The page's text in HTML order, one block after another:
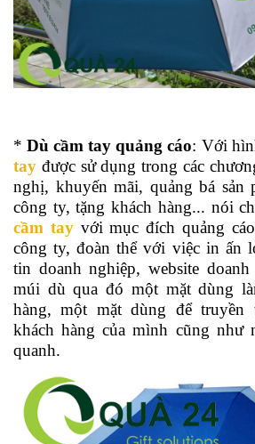
* Dù cầm tay quảng cáo: Với
tay được sử dụng trong các
nghị, khuyến mãi, quảng bá sản
công ty, tặng khách hàng... nói
cầm tayvới mục đích quảng
công ty, đoàn thể với việc in ấn
tin doanh nghiệp, website
múi dù qua đó một mặt dùng
hàng, một mặt dùng để
khách hàng của mình cũng như
quanh.